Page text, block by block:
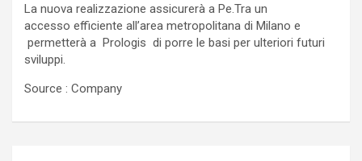
La nuova realizzazione assicurerà a Pe.Tra un
accesso efficiente all’area metropolitana di Milano e
permetterà a Prologis di porre le basi per ulteriori futuri
sviluppi.
Source : Company